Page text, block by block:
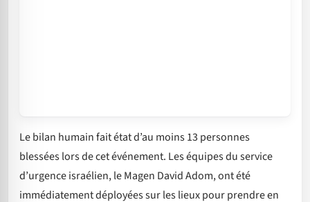
Le bilan humain fait état d’au moins 13 personnes
blessées lors de cet événement. Les équipes du service
d’urgence israélien, le Magen David Adom, ont été
immédiatement déployées sur les lieux pour prendre en